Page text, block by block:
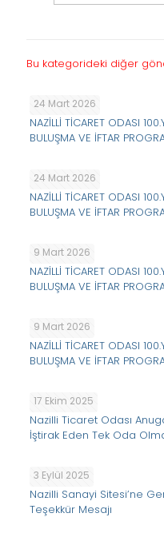
Bu kategorideki diğer
24 Mart 2026
NAZİLLİ TİCARET ODASI
BULUŞMA VE İFTAR
24 Mart 2026
NAZİLLİ TİCARET ODASI
BULUŞMA VE İFTAR
9 Mart 2026
NAZİLLİ TİCARET ODASI
BULUŞMA VE İFTAR
9 Mart 2026
NAZİLLİ TİCARET ODASI
BULUŞMA VE İFTAR
17 Ekim 2025
Nazilli Ticaret Odası
İştirak Eden Tek Oda
3 Eylül 2025
Nazilli Sanayi Sitesi’ne
Teşekkür Mesajı